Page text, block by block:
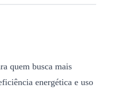
quem busca mais
energética e uso